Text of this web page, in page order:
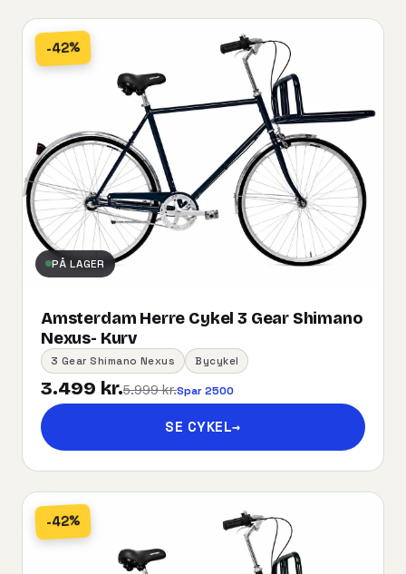
-42%
PÅ LAGER
Amsterdam Herre Cykel 3 Gear Shimano
Nexus- Kurv
3 Gear Shimano Nexus Bycykel
3.499 kr.5.999 kr.Spar 2500
SE CYKEL→
-42%